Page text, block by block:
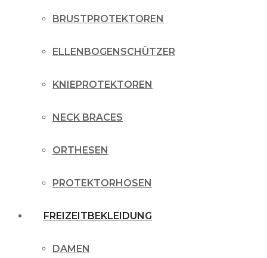
BRUSTPROTEKTOREN
ELLENBOGENSCHÜTZER
KNIEPROTEKTOREN
NECK BRACES
ORTHESEN
PROTEKTORHOSEN
FREIZEITBEKLEIDUNG
DAMEN